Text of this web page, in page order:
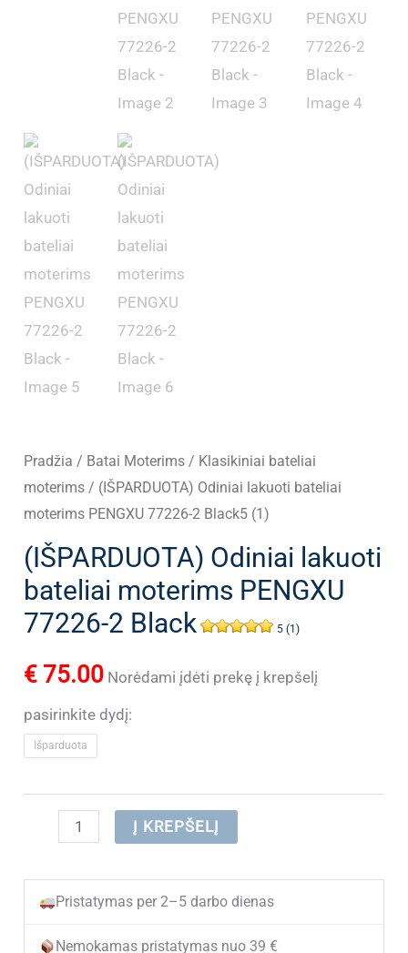
Pradžia / Batai Moterims / Klasikiniai bateliai
moterims / (IŠPARDUOTA) Odiniai lakuoti bateliai
moterims PENGXU 77226-2 Black5 (1)
(IŠPARDUOTA) Odiniai lakuoti
bateliai moterims PENGXU
77226-2 Black
5 (1)
€ 75.00 Norėdami įdėti prekę į krepšelį
pasirinkite dydį:
Išparduota
produkto
(IŠPARDUOTA)
Odiniai
lakuoti
Į KREPŠELĮ
Pristatymas per 2–5 darbo dienas
Nemokamas pristatymas nuo 39 €